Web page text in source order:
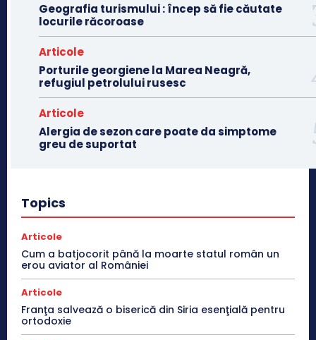
Geografia turismului : încep să fie căutate
locurile răcoroase
Articole
Porturile georgiene la Marea Neagră,
refugiul petrolului rusesc
Articole
Alergia de sezon care poate da simptome
greu de suportat
Topics
Articole
Cum a batjocorit până la moarte statul român un
erou aviator al României
Articole
Franţa salvează o biserică din Siria esenţială pentru
ortodoxie